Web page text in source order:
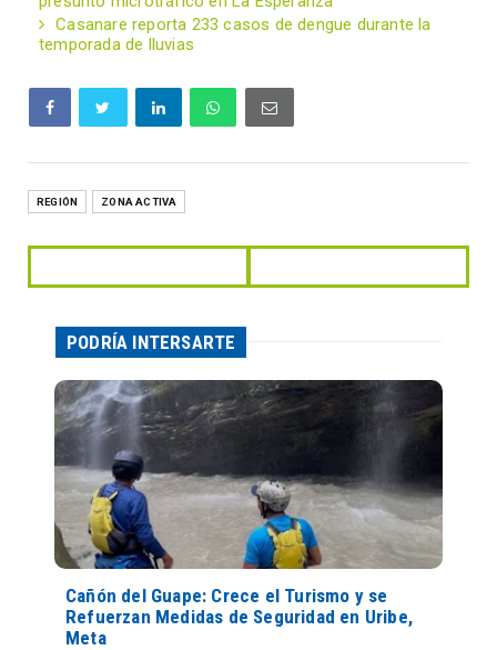
Casanare reporta 233 casos de dengue durante la
temporada de lluvias
REGIÓN ZONA ACTIVA
PODRÍA INTERSARTE
Cañón del Guape: Crece el Turismo y se
Refuerzan Medidas de Seguridad en Uribe,
Meta